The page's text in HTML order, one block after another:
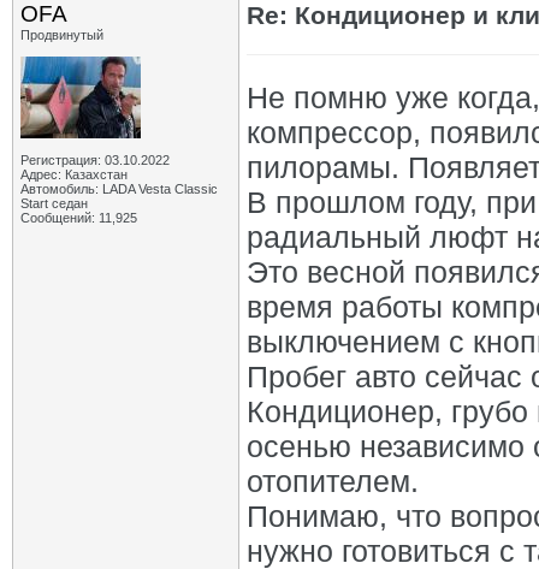
OFA
Продвинутый
Регистрация: 03.10.2022
Адрес: Казахстан
Автомобиль: LADA Vesta Classic
Start седан
Сообщений: 11,925
Re: Кондиционер и
Не помню уже когда,
компрессор,
пилорамы.
В прошлом году,
радиальный люфт
Это весной
время работы
выключением с
Пробег авто
Кондиционер,
осенью независимо
отопителем.
Понимаю, что
нужно готовиться с